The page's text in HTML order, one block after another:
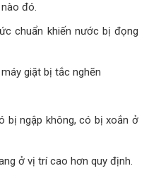
đó.
chuẩn khiến nước bị đọng
giặt bị tắc nghẽn
bị ngập không, có bị xoắn ở
ở vị trí cao hơn quy định.